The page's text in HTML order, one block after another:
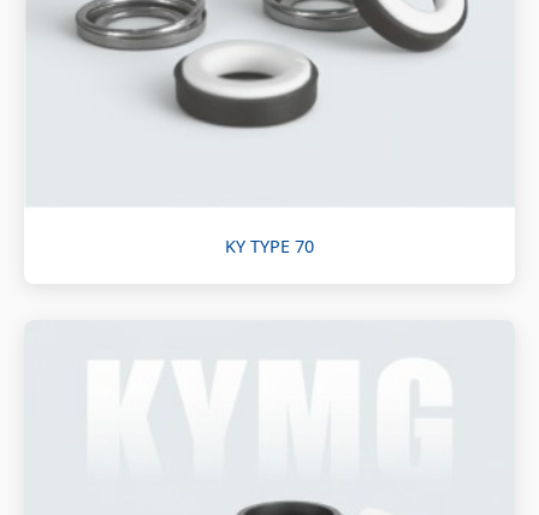
KY TYPE 70